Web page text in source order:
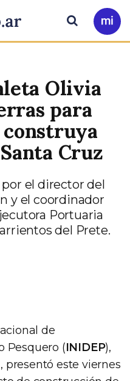
Ir
a
Buscar
Olivia
para
Cruz
el director del
y el coordinador
Portuaria
del Prete.
de
Pesquero (INIDEP),
, presentó este viernes